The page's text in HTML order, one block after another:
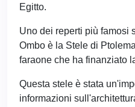
Egitto.
Uno dei reperti più famosi
Ombo è la Stele di
faraone che ha finanziato
Questa stele è stata
informazioni